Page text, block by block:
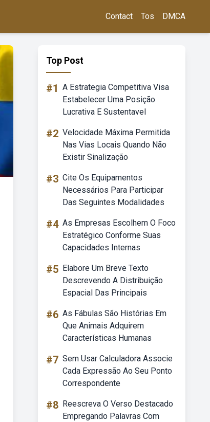
Contact Tos DMCA
Top Post
#1 A Estrategia Competitiva Visa
Estabelecer Uma Posição
Lucrativa E Sustentavel
#2 Velocidade Máxima Permitida
Nas Vias Locais Quando Não
Existir Sinalização
#3 Cite Os Equipamentos
Necessários Para Participar
Das Seguintes Modalidades
#4 As Empresas Escolhem O Foco
Estratégico Conforme Suas
Capacidades Internas
#5 Elabore Um Breve Texto
Descrevendo A Distribuição
Espacial Das Principais
#6 As Fábulas São Histórias Em
Que Animais Adquirem
Características Humanas
#7 Sem Usar Calculadora Associe
Cada Expressão Ao Seu Ponto
Correspondente
#8 Reescreva O Verso Destacado
Empregando Palavras Com